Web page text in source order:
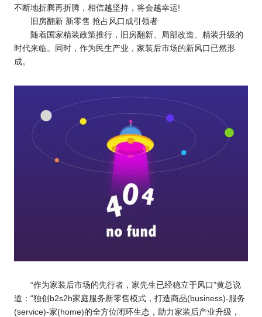
不断地折腾再折腾，相信越坚持，将会越幸运!
旧房翻新 新零售 抢占风口成引领者
随着国家精装政策推行，旧房翻新、局部改造、精装升级的
时代来临。同时，作为民生产业，家装后市场的新风口已然形
成。
“作为家装后市场的先行者，家先生已经稳立于风口”黄总说
道：“独创b2s2h家庭服务新零售模式，打造商品(business)-服务
(service)-家(home)的全方位闭环生态，助力家装后产业升级，